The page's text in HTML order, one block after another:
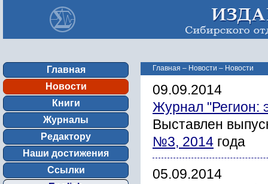
Главная
Новости
Книги
Журналы
Редактору
Наши достижения
Ссылки
Главная – Новости – Новости
09.09.2014
Журнал "Регион:
Выставлен
№3, 2014 года
05.09.2014